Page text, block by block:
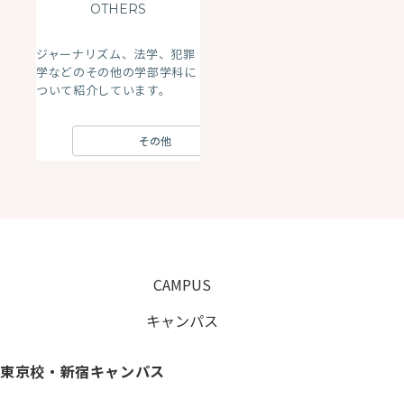
OTHERS
ジャーナリズム、法学、犯罪
学などのその他の学部学科に
ついて紹介しています。
その他
CAMPUS
キャンパス
東京校・新宿キャンパス